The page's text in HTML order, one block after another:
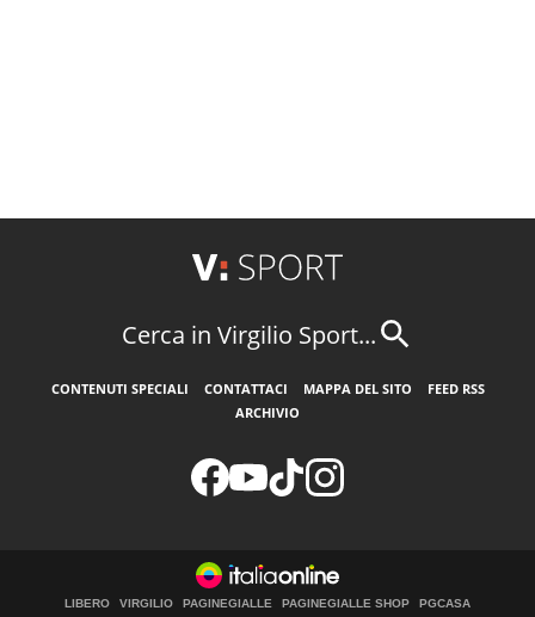
Cerca in Virgilio Sport...
CONTENUTI SPECIALI CONTATTACI MAPPA DEL SITO
FEED RSS
ARCHIVIO
LIBERO VIRGILIO PAGINEGIALLE PAGINEGIALLE SHOP PGCASA